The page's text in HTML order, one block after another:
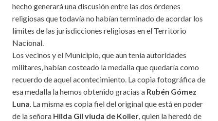
hecho generará una discusión entre las dos órdenes
religiosas que todavía no habían terminado de acordar los
límites de las jurisdicciones religiosas en el Territorio
Nacional.
Los vecinos y el Municipio, que aun tenía autoridades
militares, habían costeado la medalla que quedaría como
recuerdo de aquel acontecimiento. La copia fotográfica de
esa medalla la hemos obtenido gracias a Rubén Gómez
Luna. La misma es copia fiel del original que está en poder
de la señora Hilda Gil viuda de Koller, quien la heredó de